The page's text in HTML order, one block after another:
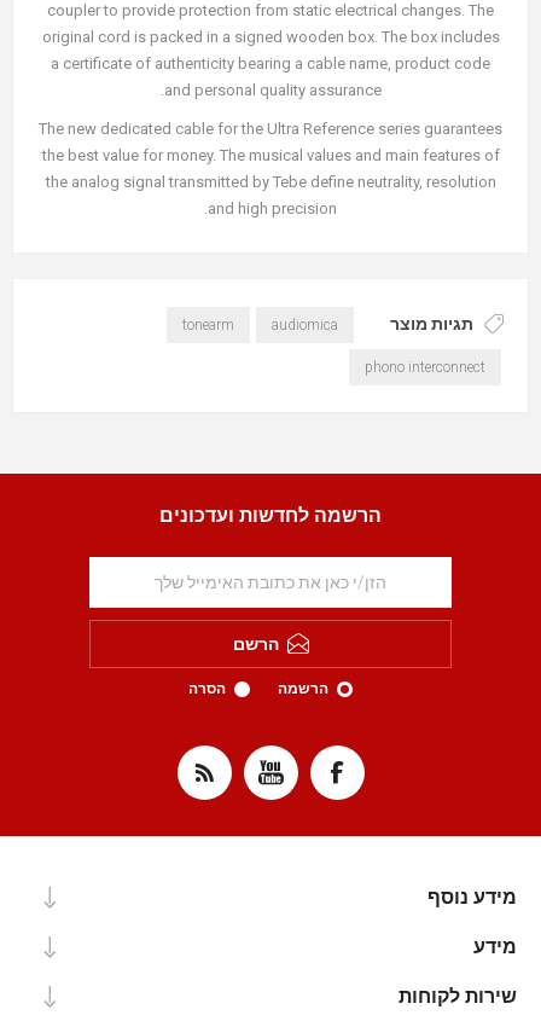
coupler to provide protection from static electrical changes. The
original cord is packed in a signed wooden box. The box includes
a certificate of authenticity bearing a cable name, product code
and personal quality assurance.
The new dedicated cable for the Ultra Reference series guarantees
the best value for money. The musical values and main features of
the analog signal transmitted by Tebe define neutrality, resolution
and high precision.
תגיות מוצר audiomica
tonearm
phono interconnect
הרשמה לחדשות ועדכונים
הרשם
הרשמה הסרה
מידע נוסף
מידע
שירות לקוחות